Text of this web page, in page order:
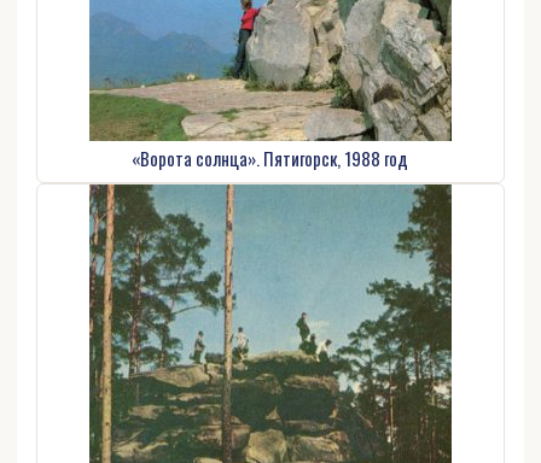
«Ворота солнца». Пятигорск, 1988 год